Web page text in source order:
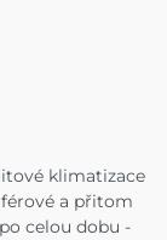
klimatizace
a přitom
celou dobu -